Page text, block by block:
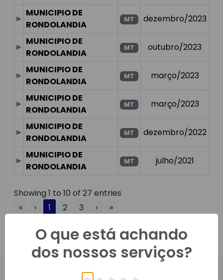
MUNICIPIO DE
RONDOLANDIA
MT
dezembro/2023
MUNICIPIO DE
RONDOLANDIA
MT
outubro/2023
MUNICIPIO DE
RONDOLANDIA
MT
março/2023
MUNICIPIO DE
RONDOLANDIA
MT
março/2023
MUNICIPIO DE
RONDOLANDIA
MT
dezembro/2022
MUNICIPIO DE
RONDOLANDIA
MT julho/2021
Showing 1 to 10 of 27 entries
«
‹ 1 2 3 › »
O que está achando
dos nossos serviços?